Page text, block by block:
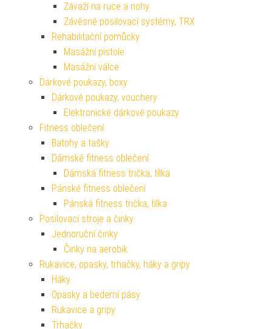
Závaží na ruce a nohy
Závěsné posilovací systémy, TRX
Rehabilitační pomůcky
Masážní pistole
Masážní válce
Dárkové poukazy, boxy
Dárkové poukazy, vouchery
Elektronické dárkové poukazy
Fitness oblečení
Batohy a tašky
Dámské fitness oblečení
Dámská fitness trička, tílka
Pánské fitness oblečení
Pánská fitness trička, tílka
Posilovací stroje a činky
Jednoruční činky
Činky na aerobik
Rukavice, opasky, trhačky, háky a gripy
Háky
Opasky a bederní pásy
Rukavice a gripy
Trhačky